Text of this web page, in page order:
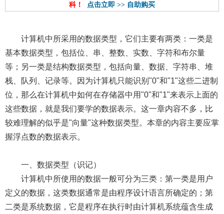
科！
点击立即 >> 自助购买
计算机中所采用的数据类型，它们主要有两类：一类是
基本数据类型，包括位、串、整数、实数、字符和布尔量
等；另一类是结构数据类型，包括向量、数据、字符串、堆
栈、队列、记录等。因为计算机只能识别"0"和"1"这些二进制
位，那么在计算机中如何在存储器中用"0"和"1"来表示上面的
这些数据，就是我们要学的数据表示。这一章内容不多，比
较难理解的似乎是"向量"这种数据类型。本章的内容主要应掌
握浮点数的数据表示。
一、数据类型（识记）
计算机中所使用的数据一般可分为三类：第一类是用户
定义的数据，这类数据通常是由程序设计语言所确定的；第
二类是系统数据，它是程序在执行时由计算机系统蕴含生成